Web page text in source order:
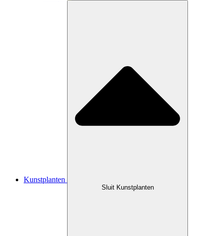
Kunstplanten
Sluit Kunstplanten